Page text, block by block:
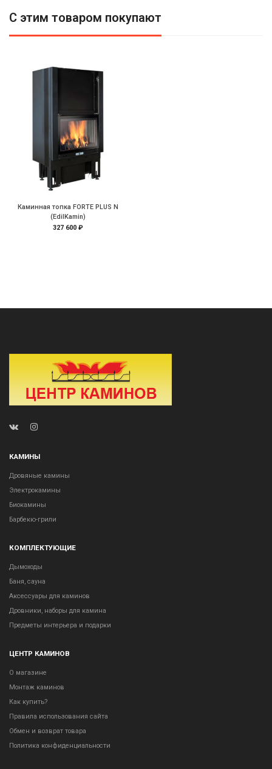
С этим товаром покупают
Каминная топка FORTE PLUS N
(EdilKamin)
327 600 ₽
КАМИНЫ
Дровяные камины
Электрокамины
Биокамины
Барбекю-грили
КОМПЛЕКТУЮЩИЕ
Дымоходы
Баня, сауна
Аксессуары для каминов
Дровники, наборы для камина
Предметы интерьера и подарки
ЦЕНТР КАМИНОВ
О магазине
Монтаж каминов
Как купить?
Правила использования сайта
Обмен и возврат товара
Политика конфиденциальности